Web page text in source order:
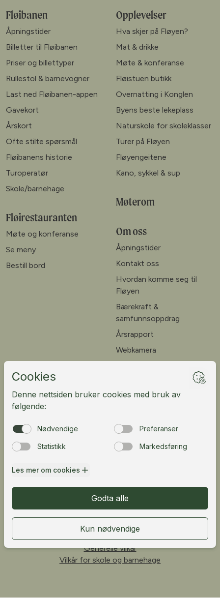
Fløibanen
Åpningstider
Billetter til Fløibanen
Priser og billettyper
Rullestol & barnevogner
Last ned Fløibanen-appen
Gavekort
Årskort
Ofte stilte spørsmål
Fløibanens historie
Turoperatør
Skole/barnehage
Fløirestauranten
Møte og konferanse
Se meny
Bestill bord
Opplevelser
Hva skjer på Fløyen?
Mat & drikke
Møte & konferanse
Fløistuen butikk
Overnatting i Konglen
Byens beste lekeplass
Naturskole for skoleklasser
Turer på Fløyen
Fløyengeitene
Kano, sykkel & sup
Møterom
Om oss
Åpningstider
Kontakt oss
Hvordan komme seg til
Fløyen
Bærekraft &
samfunnsoppdrag
Årsrapport
Webkamera
Vetrlidsallmenningen 23A, 5014 Bergen, Norway
Generelle vilkår
Vilkår for skole og barnehage